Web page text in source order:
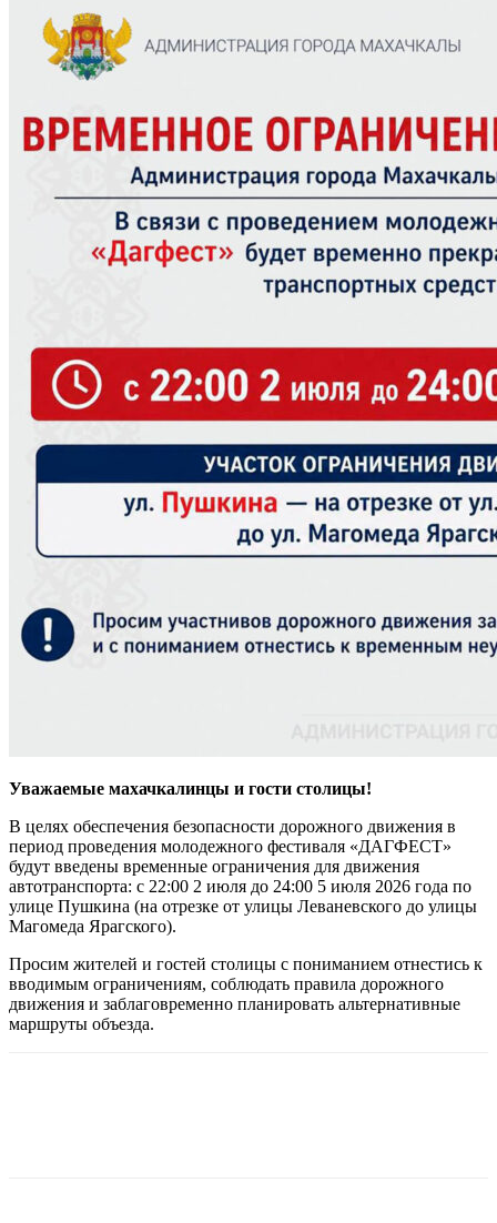
Уважаемые махачкалинцы и гости столицы!
В целях обеспечения безопасности дорожного движения в
период проведения молодежного фестиваля «ДАГФЕСТ»
будут введены временные ограничения для движения
автотранспорта: с 22:00 2 июля до 24:00 5 июля 2026 года по
улице Пушкина (на отрезке от улицы Леваневского до улицы
Магомеда Ярагского).
Просим жителей и гостей столицы с пониманием отнестись к
вводимым ограничениям, соблюдать правила дорожного
движения и заблаговременно планировать альтернативные
маршруты объезда.